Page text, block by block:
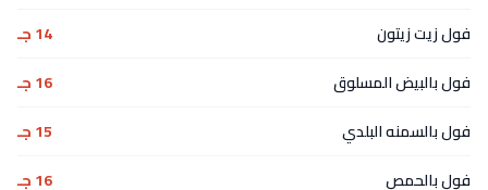
فول زيت زيتون
14 جـ
فول بالبيض المسلوق
16 جـ
فول بالسمنه البلدي
15 جـ
فول بالحمص
16 جـ